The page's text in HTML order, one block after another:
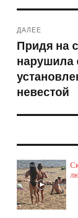
ДАЛЕЕ
Следующая
запись:
Придя на
нарушила
невестой